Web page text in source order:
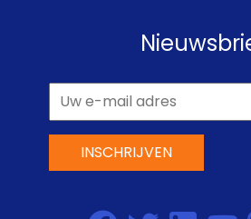
INSCHRIJVEN